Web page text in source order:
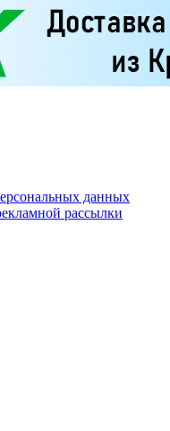
данных
рассылки